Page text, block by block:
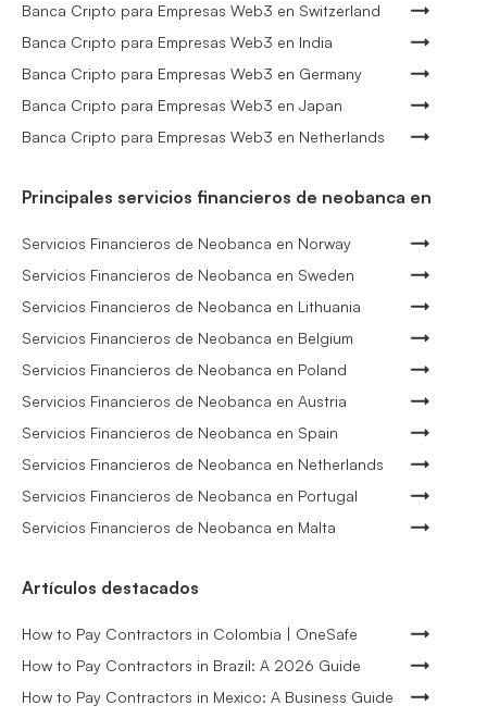
Banca Cripto para Empresas Web3 en Switzerland
Banca Cripto para Empresas Web3 en India
Banca Cripto para Empresas Web3 en Germany
Banca Cripto para Empresas Web3 en Japan
Banca Cripto para Empresas Web3 en Netherlands
Principales servicios financieros de neobanca en
Servicios Financieros de Neobanca en Norway
Servicios Financieros de Neobanca en Sweden
Servicios Financieros de Neobanca en Lithuania
Servicios Financieros de Neobanca en Belgium
Servicios Financieros de Neobanca en Poland
Servicios Financieros de Neobanca en Austria
Servicios Financieros de Neobanca en Spain
Servicios Financieros de Neobanca en Netherlands
Servicios Financieros de Neobanca en Portugal
Servicios Financieros de Neobanca en Malta
Artículos destacados
How to Pay Contractors in Colombia | OneSafe
How to Pay Contractors in Brazil: A 2026 Guide
How to Pay Contractors in Mexico: A Business Guide